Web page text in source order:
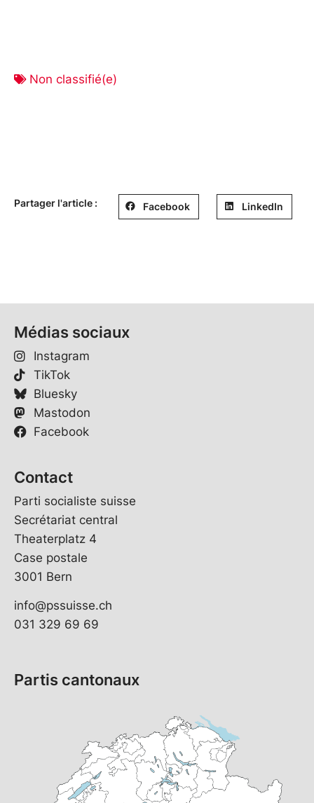
Non classifié(e)
Partager l'article : Facebook LinkedIn
Médias sociaux
Instagram
TikTok
Bluesky
Mastodon
Facebook
Contact
Parti socialiste suisse
Secrétariat central
Theaterplatz 4
Case postale
3001 Bern
info@pssuisse.ch
031 329 69 69
Partis cantonaux